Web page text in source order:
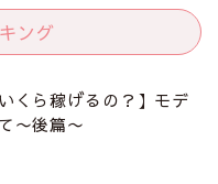
ング
くら稼げるの？】モデ
〜後篇〜